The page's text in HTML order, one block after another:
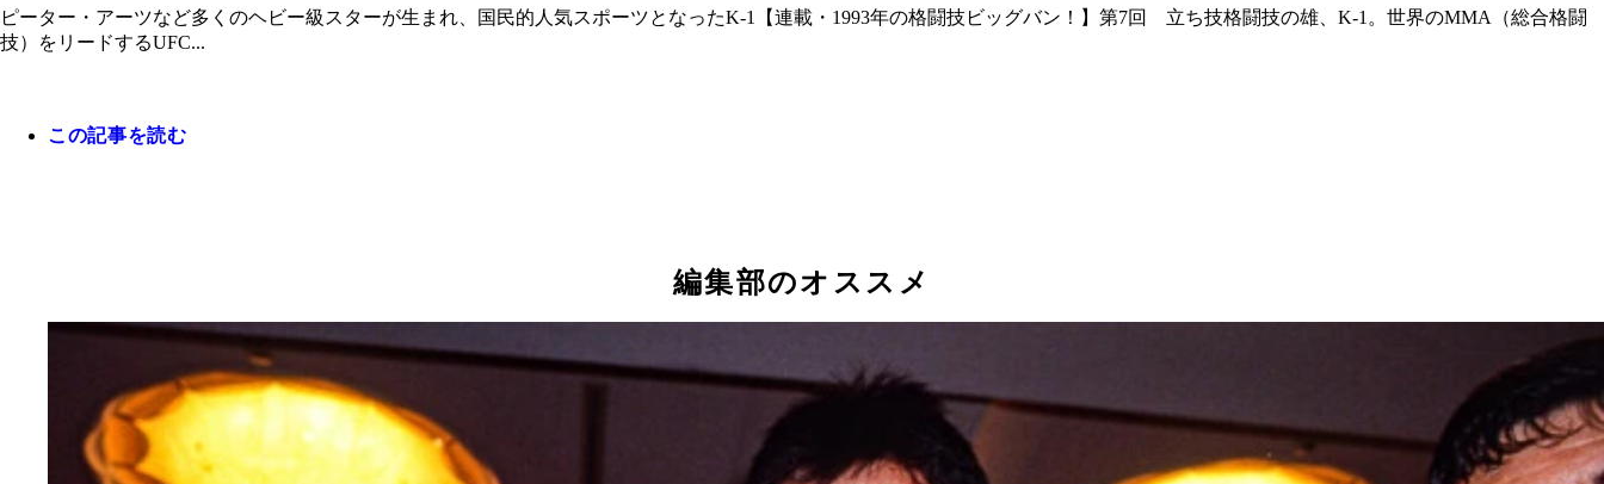
ピーター・アーツなど多くのヘビー級スターが生まれ、国民的人気スポーツとなったK-1【連載・1993年の格闘技ビッグバン！】第7回 立ち技格闘技の雄、K-1。世界のMMA（総合格闘
技）をリードするUFC...
この記事を読む
編集部のオススメ